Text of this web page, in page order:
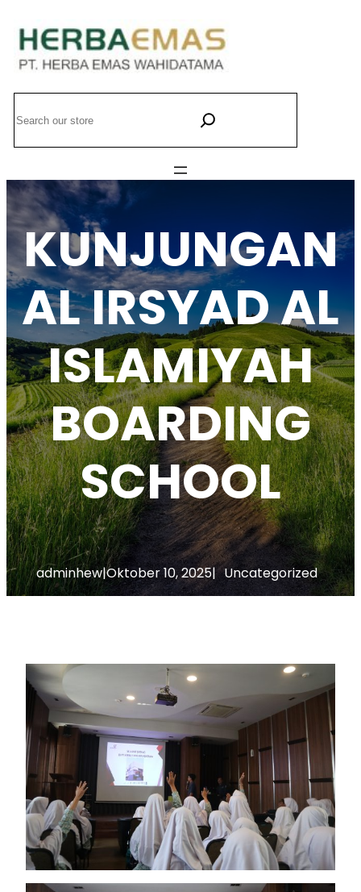
ke
konten
KUNJUNGAN
AL IRSYAD AL
ISLAMIYAH
BOARDING
SCHOOL
adminhew|Oktober 10, 2025| Uncategorized